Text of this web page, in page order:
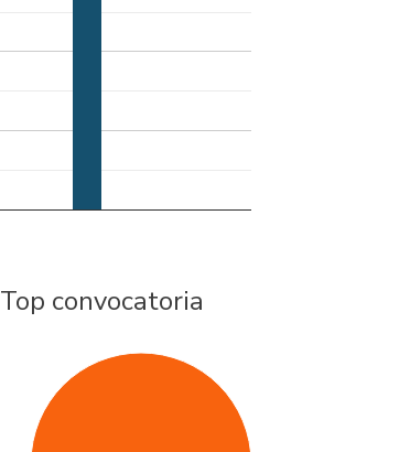
Top convocatoria